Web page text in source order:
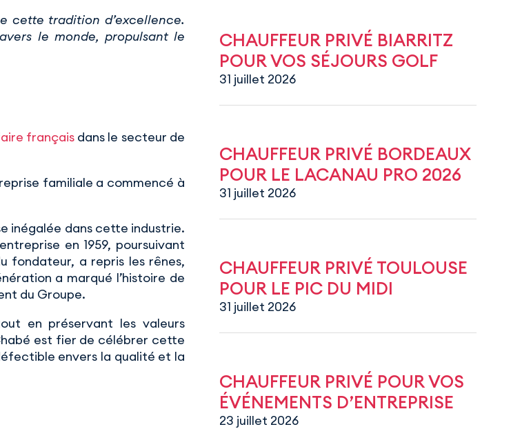
cette tradition d’excellence.
le monde, propulsant le
françaisdans le secteur de
familiale a commencé à
inégalée dans cette industrie.
en 1959, poursuivant
fondateur, a repris les rênes,
a marqué l’histoire de
du Groupe.
en préservant les valeurs
est fier de célébrer cette
envers la qualité et la
CHAUFFEUR PRIVÉ BIARRITZ
POUR VOS SÉJOURS GOLF
31 juillet 2026
CHAUFFEUR PRIVÉ BORDEAUX
POUR LE LACANAU PRO 2026
31 juillet 2026
CHAUFFEUR PRIVÉ TOULOUSE
POUR LE PIC DU MIDI
31 juillet 2026
CHAUFFEUR PRIVÉ POUR VOS
ÉVÉNEMENTS D’ENTREPRISE
23 juillet 2026